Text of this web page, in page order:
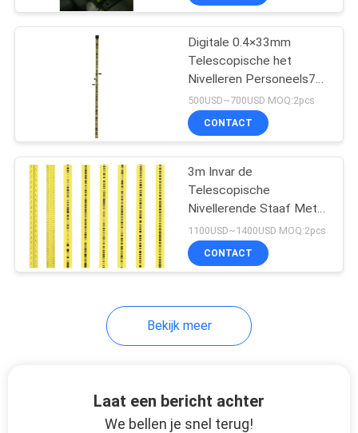
Digitale 0.4×33mm
Telescopische het
Nivelleren Personeels7kg
Optische Digitaal
500USD~700USD MOQ:2pcs
CONTACT
3m Invar de
Telescopische
Nivellerende Staaf Met
streepjescode DL502
van het Personeels33kg
Digitale Niveau
1100USD~1400USD MOQ:2pcs
CONTACT
Bekijk meer
Laat een bericht achter
We bellen je snel terug!